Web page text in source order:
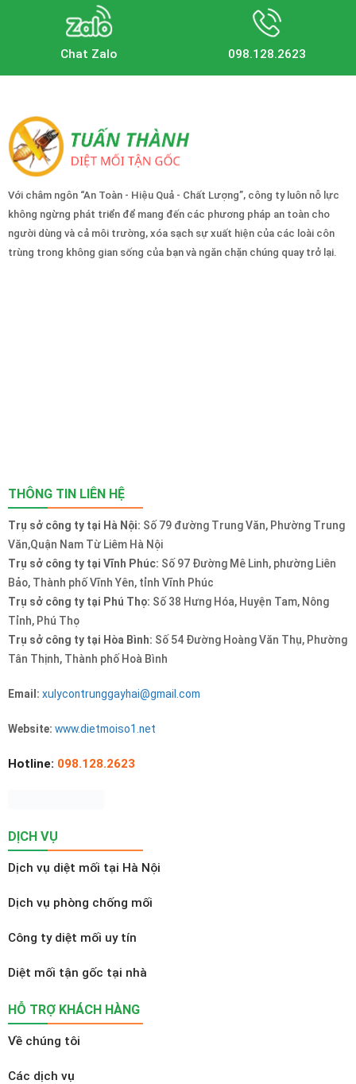
Chat Zalo 098.128.2623
Với châm ngôn “An Toàn - Hiệu Quả - Chất Lượng”, công ty luôn nỗ lực
không ngừng phát triển để mang đến các phương pháp an toàn cho
người dùng và cả môi trường, xóa sạch sự xuất hiện của các loài côn
trùng trong không gian sống của bạn và ngăn chặn chúng quay trở lại.
THÔNG TIN LIÊN HỆ
Trụ sở công ty tại Hà Nội: Số 79 đường Trung Văn, Phường Trung
Văn,Quận Nam Từ Liêm Hà Nội
Trụ sở công ty tại Vĩnh Phúc: Số 97 Đường Mê Linh, phường Liên
Bảo, Thành phố Vĩnh Yên, tỉnh Vĩnh Phúc
Trụ sở công ty tại Phú Thọ: Số 38 Hưng Hóa, Huyện Tam, Nông
Tỉnh, Phú Thọ
Trụ sở công ty tại Hòa Bình: Số 54 Đường Hoàng Văn Thụ, Phường
Tân Thịnh, Thành phố Hoà Bình
Email: xulycontrunggayhai@gmail.com
Website: www.dietmoiso1.net
Hotline: 098.128.2623
DỊCH VỤ
Dịch vụ diệt mối tại Hà Nội
Dịch vụ phòng chống mối
Công ty diệt mối uy tín
Diệt mối tận gốc tại nhà
HỖ TRỢ KHÁCH HÀNG
Về chúng tôi
Các dịch vụ